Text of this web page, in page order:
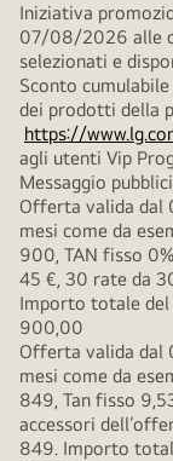
Iniziativa
07/08/2026 alle
selezionati e
Sconto
dei prodotti della
https://
agli utenti Vip
Messaggio
Offerta valida
mesi come da
900, TAN fisso
45 €, 30 rate da
Importo totale del
900,00
Offerta valida
mesi come da
849, Tan fisso
accessori
849. Importo